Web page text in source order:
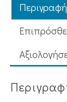
Περιγραφή